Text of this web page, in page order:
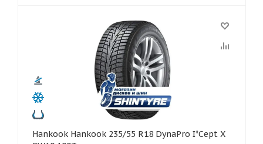
Hankook Hankook 235/55 R18 DynaPro I*Cept X